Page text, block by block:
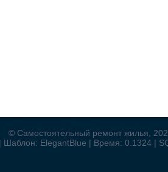
© Самостоятельный ремонт жилья,
Шаблон: ElegantBlue | Время: 0.1324 |